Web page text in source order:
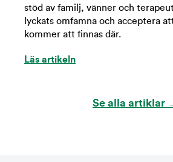
stöd av familj, vänner och
lyckats omfamna och acceptera
kommer att finnas där.
Läs artikeln
Se alla artiklar